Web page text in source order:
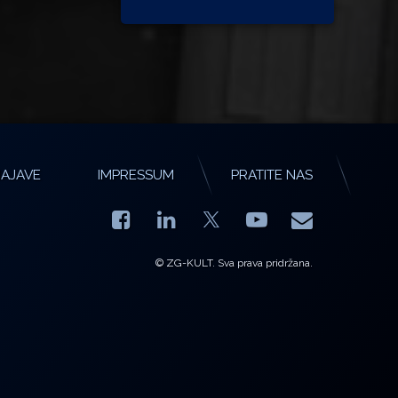
IMPRESSUM PRATITE NAS
Facebook
LinkedIn YouTube
E-mail
© ZG-KULT. Sva prava pridržana.